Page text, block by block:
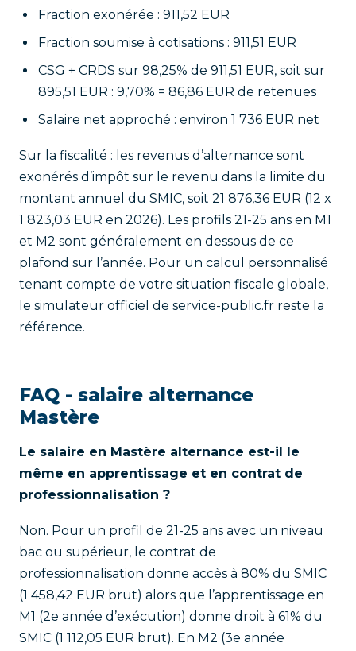
Fraction exonérée : 911,52 EUR
Fraction soumise à cotisations : 911,51 EUR
CSG + CRDS sur 98,25% de 911,51 EUR, soit sur
895,51 EUR : 9,70% = 86,86 EUR de retenues
Salaire net approché : environ 1 736 EUR net
Sur la fiscalité : les revenus d’alternance sont
exonérés d’impôt sur le revenu dans la limite du
montant annuel du SMIC, soit 21 876,36 EUR (12 x
1 823,03 EUR en 2026). Les profils 21-25 ans en M1
et M2 sont généralement en dessous de ce
plafond sur l’année. Pour un calcul personnalisé
tenant compte de votre situation fiscale globale,
le simulateur officiel de service-public.fr reste la
référence.
FAQ - salaire alternance
Mastère
Le salaire en Mastère alternance est-il le
même en apprentissage et en contrat de
professionnalisation ?
Non. Pour un profil de 21-25 ans avec un niveau
bac ou supérieur, le contrat de
professionnalisation donne accès à 80% du SMIC
(1 458,42 EUR brut) alors que l’apprentissage en
M1 (2e année d’exécution) donne droit à 61% du
SMIC (1 112,05 EUR brut). En M2 (3e année